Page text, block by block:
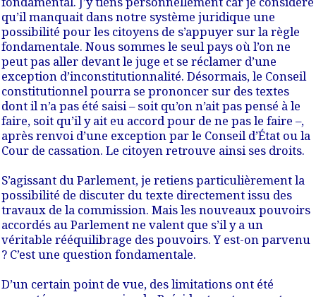
qu’il manquait dans notre système juridique une
possibilité pour les citoyens de s’appuyer sur la règle
fondamentale. Nous sommes le seul pays où l’on ne
peut pas aller devant le juge et se réclamer d’une
exception d’inconstitutionnalité. Désormais, le Conseil
constitutionnel pourra se prononcer sur des textes
dont il n’a pas été saisi – soit qu’on n’ait pas pensé à le
faire, soit qu’il y ait eu accord pour de ne pas le faire –,
après renvoi d’une exception par le Conseil d’État ou la
Cour de cassation. Le citoyen retrouve ainsi ses droits.
S’agissant du Parlement, je retiens particulièrement la
possibilité de discuter du texte directement issu des
travaux de la commission. Mais les nouveaux pouvoirs
accordés au Parlement ne valent que s’il y a un
véritable rééquilibrage des pouvoirs. Y est-on parvenu
? C’est une question fondamentale.
D’un certain point de vue, des limitations ont été